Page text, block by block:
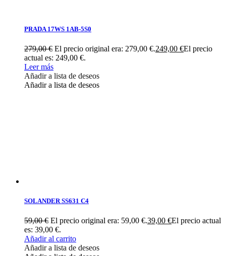
PRADA 17WS 1AB-5S0
279,00€ El precio original era: 279,00 €.249,00 €El precio
actual es: 249,00 €.
Leer más
Añadir a lista de deseos
Añadir a lista de deseos
SOLANDER SS631 C4
59,00€ El precio original era: 59,00 €.39,00 €El precio actual
es: 39,00 €.
Añadir al carrito
Añadir a lista de deseos